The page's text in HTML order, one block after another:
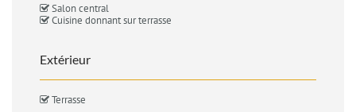
Salon central
Cuisine donnant sur terrasse
Extérieur
Terrasse